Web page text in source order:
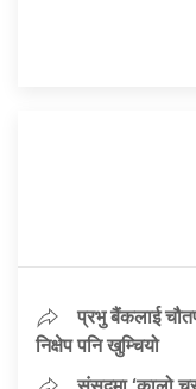
प्रभु बैंकलाई
निक्षेप पनि खुम्चियो